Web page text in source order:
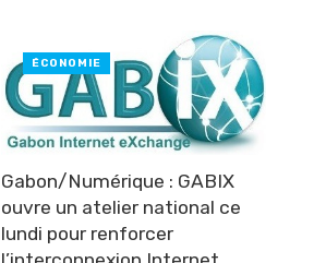
Gabon/Numérique : GABIX
ouvre un atelier national ce
lundi pour renforcer
ÉCONOMIE